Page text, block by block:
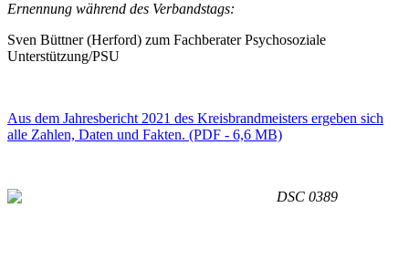
Ernennung während des Verbandstags:
Sven Büttner (Herford) zum Fachberater Psychosoziale
Unterstützung/PSU
Aus dem Jahresbericht 2021 des Kreisbrandmeisters ergeben sich
alle Zahlen, Daten und Fakten. (PDF - 6,6 MB)